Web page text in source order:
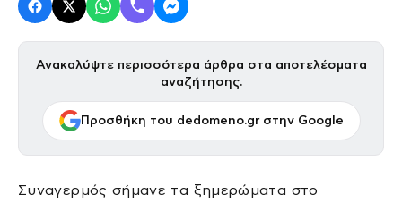
Ανακαλύψτε περισσότερα άρθρα στα αποτελέσματα
αναζήτησης.
Προσθήκη του dedomeno.gr στην Google
Συναγερμός σήμανε τα ξημερώματα στο